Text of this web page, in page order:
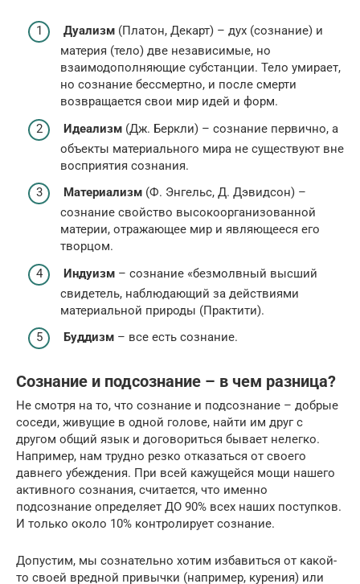
Дуализм (Платон, Декарт) – дух (сознание) и
материя (тело) две независимые, но
взаимодополняющие субстанции. Тело умирает,
но сознание бессмертно, и после смерти
возвращается свои мир идей и форм.
Идеализм (Дж. Беркли) – сознание первично, а
объекты материального мира не существуют вне
восприятия сознания.
Материализм (Ф. Энгельс, Д. Дэвидсон) –
сознание свойство высокоорганизованной
материи, отражающее мир и являющееся его
творцом.
Индуизм – сознание «безмолвный высший
свидетель, наблюдающий за действиями
материальной природы (Практити).
Буддизм – все есть сознание.
Сознание и подсознание – в чем разница?
Не смотря на то, что сознание и подсознание – добрые
соседи, живущие в одной голове, найти им друг с
другом общий язык и договориться бывает нелегко.
Например, нам трудно резко отказаться от своего
давнего убеждения. При всей кажущейся мощи нашего
активного сознания, считается, что именно
подсознание определяет ДО 90% всех наших поступков.
И только около 10% контролирует сознание.
Допустим, мы сознательно хотим избавиться от какой-
то своей вредной привычки (например, курения) или